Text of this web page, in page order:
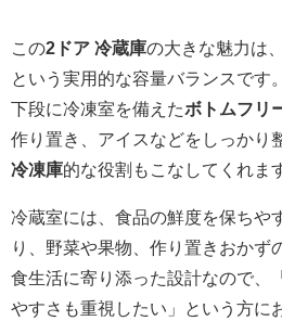
この2ドア 冷蔵庫の大きな魅力は
という実用的な容量バランスです
下段に冷凍室を備えたボトムフリ
作り置き、アイスなどをしっかり
冷凍庫的な役割もこなしてくれま
冷蔵室には、食品の鮮度を保ちや
り、野菜や果物、作り置きおかず
食生活に寄り添った設計なので、
やすさも重視したい」という方に